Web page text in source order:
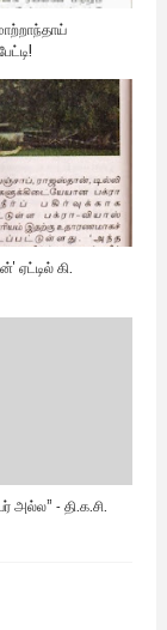
ஏட்டில் கி.
அல்ல” - தி.க.சி.